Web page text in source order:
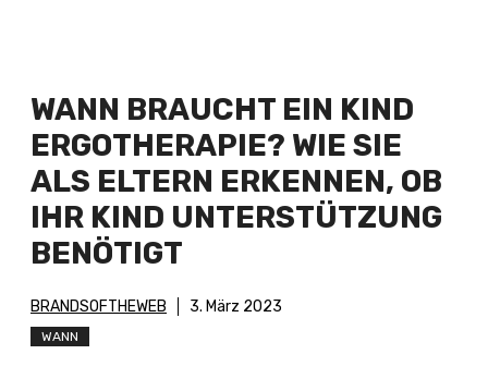
WANN BRAUCHT EIN KIND
ERGOTHERAPIE? WIE SIE
ALS ELTERN ERKENNEN, OB
IHR KIND UNTERSTÜTZUNG
BENÖTIGT
BRANDSOFTHEWEB 3. März 2023
WANN